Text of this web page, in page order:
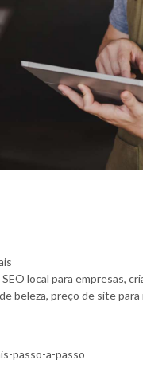
local para empresas,
beleza, preço de site
passo-a-passo